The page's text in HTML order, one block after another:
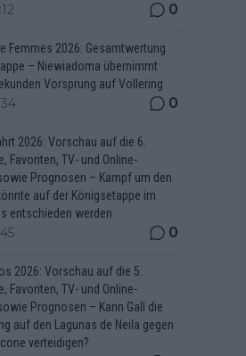
0
Femmes 2026: Gesamtwertung
– Niewiadoma übernimmt
Vorsprung auf Vollering
0
2026: Vorschau auf die 6.
Favoriten, TV- und Online-
Prognosen – Kampf um den
auf der Königsetappe im
entschieden werden
0
2026: Vorschau auf die 5.
Favoriten, TV- und Online-
Prognosen – Kann Gall die
auf den Lagunas de Neila gegen
verteidigen?